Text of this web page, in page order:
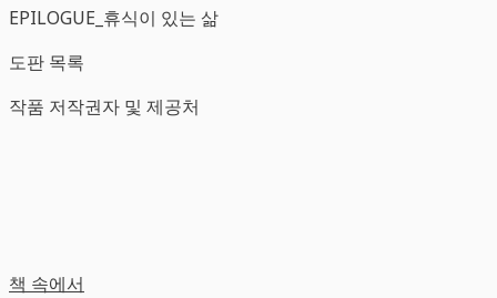
EPILOGUE_휴식이 있는 삶
도판 목록
작품 저작권자 및 제공처
책 속에서